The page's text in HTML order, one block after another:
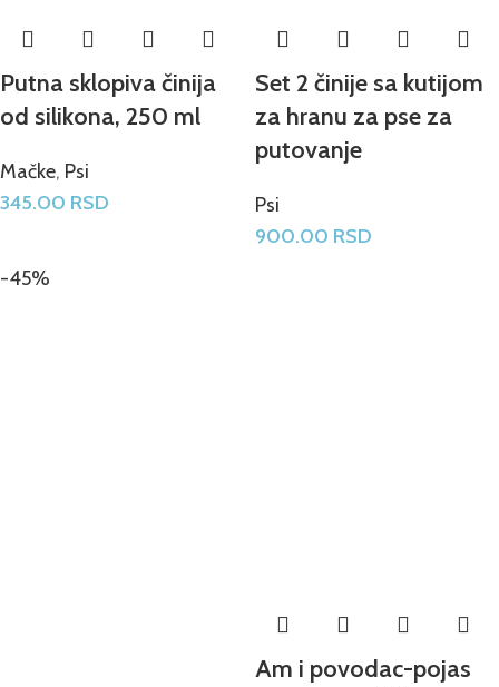
Putna sklopiva činija
od silikona, 250 ml
Mačke, Psi
345.00 RSD
Set 2 činije sa kutijom
za hranu za pse za
putovanje
Psi
900.00 RSD
-45%
Am i povodac-pojas